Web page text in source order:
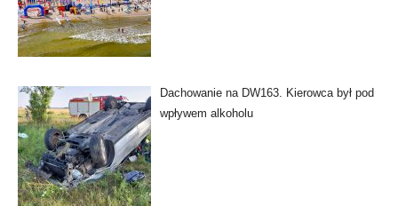
Dachowanie na DW163. Kierowca był pod
wpływem alkoholu